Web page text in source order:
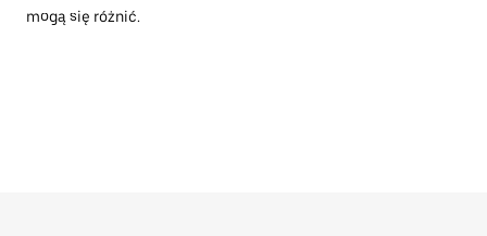
mogą się różnić.